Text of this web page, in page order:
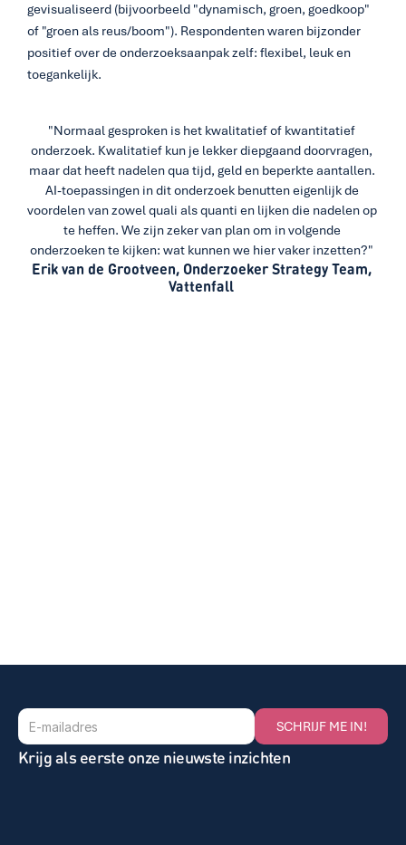
gevisualiseerd (bijvoorbeeld "dynamisch, groen, goedkoop"
of "groen als reus/boom"). Respondenten waren bijzonder
positief over de onderzoeksaanpak zelf: flexibel, leuk en
toegankelijk.
"Normaal gesproken is het kwalitatief of kwantitatief
onderzoek. Kwalitatief kun je lekker diepgaand doorvragen,
maar dat heeft nadelen qua tijd, geld en beperkte aantallen.
AI-toepassingen in dit onderzoek benutten eigenlijk de
voordelen van zowel quali als quanti en lijken die nadelen op
te heffen. We zijn zeker van plan om in volgende
onderzoeken te kijken: wat kunnen we hier vaker inzetten?"
Erik van de Grootveen, Onderzoeker Strategy Team,
Vattenfall
SCHRIJF ME IN!
Krijg als eerste onze nieuwste inzichten